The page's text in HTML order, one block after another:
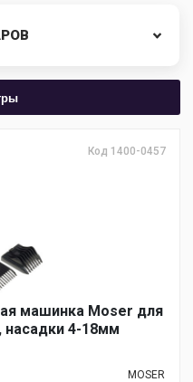
Код 1400-0457
машинка Moser для
насадки 4-18мм
MOSER